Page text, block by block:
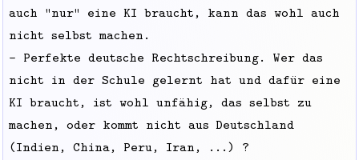
auch "nur" eine KI braucht, kann das wohl auch
nicht selbst machen.
- Perfekte deutsche Rechtschreibung. Wer das
nicht in der Schule gelernt hat und dafür eine
KI braucht, ist wohl unfähig, das selbst zu
machen, oder kommt nicht aus Deutschland
(Indien, China, Peru, Iran, ...) ?